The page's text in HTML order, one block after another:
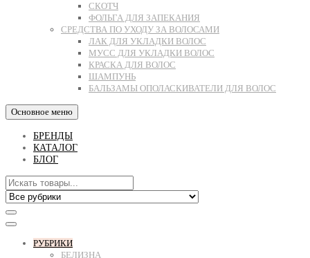
СКОТЧ
ФОЛЬГА ДЛЯ ЗАПЕКАНИЯ
СРЕДСТВА ПО УХОДУ ЗА ВОЛОСАМИ
ЛАК ДЛЯ УКЛАДКИ ВОЛОС
МУСС ДЛЯ УКЛАДКИ ВОЛОС
КРАСКА ДЛЯ ВОЛОС
ШАМПУНЬ
БАЛЬЗАМЫ ОПОЛАСКИВАТЕЛИ ДЛЯ ВОЛОС
Основное меню
БРЕНДЫ
КАТАЛОГ
БЛОГ
РУБРИКИ
БЕЛИЗНА